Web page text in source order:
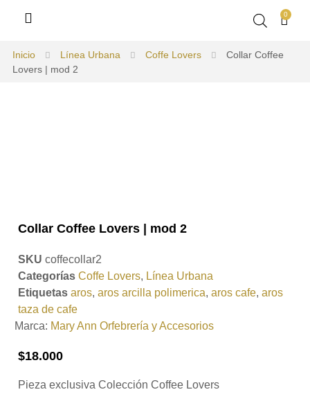
0
Inicio Línea Urbana Coffe Lovers
Collar Coffee
Lovers | mod 2
Collar Coffee Lovers | mod 2
SKU coffecollar2
Categorías Coffe Lovers, Línea Urbana
Etiquetas aros, aros arcilla polimerica, aros cafe, aros
taza de cafe
Marca: Mary Ann Orfebrería y Accesorios
$18.000
Pieza exclusiva Colección Coffee Lovers